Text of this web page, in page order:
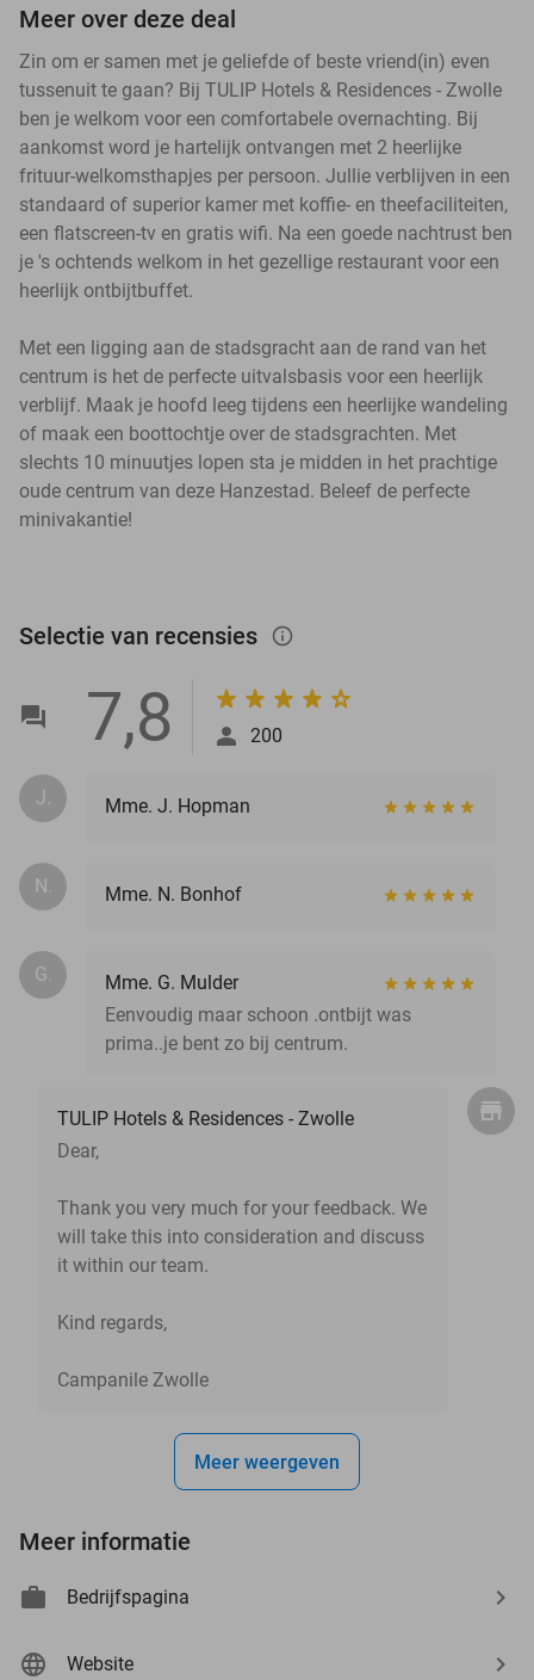
Meer over deze deal
Zin om er samen met je geliefde of beste vriend(in) even
tussenuit te gaan? Bij TULIP Hotels & Residences - Zwolle
ben je welkom voor een comfortabele overnachting. Bij
aankomst word je hartelijk ontvangen met 2 heerlijke
frituur-welkomsthapjes per persoon. Jullie verblijven in een
standaard of superior kamer met koffie- en theefaciliteiten,
een flatscreen-tv en gratis wifi. Na een goede nachtrust ben
je 's ochtends welkom in het gezellige restaurant voor een
heerlijk ontbijtbuffet.
Met een ligging aan de stadsgracht aan de rand van het
centrum is het de perfecte uitvalsbasis voor een heerlijk
verblijf. Maak je hoofd leeg tijdens een heerlijke wandeling
of maak een boottochtje over de stadsgrachten. Met
slechts 10 minuutjes lopen sta je midden in het prachtige
oude centrum van deze Hanzestad. Beleef de perfecte
minivakantie!
Selectie van recensies info_outlined
7,8 200
J. Mme. J. Hopman
N. Mme. N. Bonhof
G.
Mme. G. Mulder
Eenvoudig maar schoon .ontbijt was
prima..je bent zo bij centrum.
TULIP Hotels & Residences - Zwolle
Dear,
Thank you very much for your feedback. We
will take this into consideration and discuss
it within our team.
Kind regards,
Campanile Zwolle
Meer weergeven
Meer informatie
Bedrijfspagina
Website